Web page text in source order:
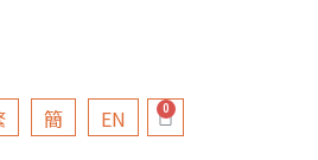
簡
EN